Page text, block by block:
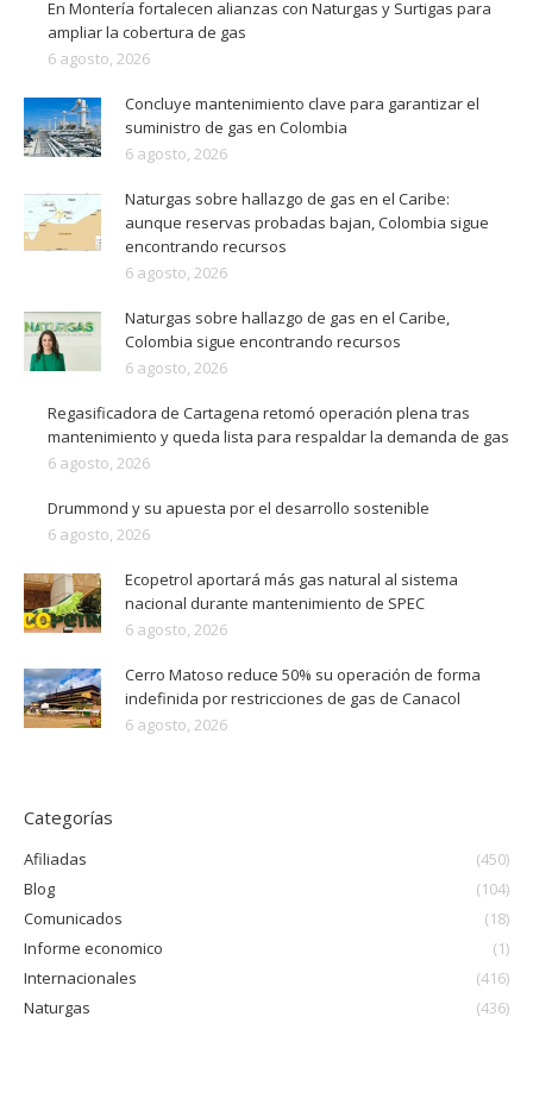
En Montería fortalecen alianzas con Naturgas y Surtigas para
ampliar la cobertura de gas
6 agosto, 2026
Concluye mantenimiento clave para garantizar el
suministro de gas en Colombia
6 agosto, 2026
Naturgas sobre hallazgo de gas en el Caribe:
aunque reservas probadas bajan, Colombia sigue
encontrando recursos
6 agosto, 2026
Naturgas sobre hallazgo de gas en el Caribe,
Colombia sigue encontrando recursos
6 agosto, 2026
Regasificadora de Cartagena retomó operación plena tras
mantenimiento y queda lista para respaldar la demanda de gas
6 agosto, 2026
Drummond y su apuesta por el desarrollo sostenible
6 agosto, 2026
Ecopetrol aportará más gas natural al sistema
nacional durante mantenimiento de SPEC
6 agosto, 2026
Cerro Matoso reduce 50% su operación de forma
indefinida por restricciones de gas de Canacol
6 agosto, 2026
Categorías
Afiliadas
(450)
Blog
(104)
Comunicados
(18)
Informe economico
(1)
Internacionales
(416)
Naturgas
(436)